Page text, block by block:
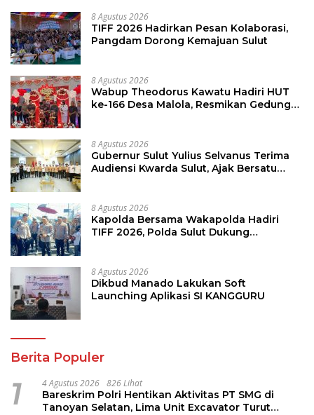
8 Agustus 2026
TIFF 2026 Hadirkan Pesan Kolaborasi,
Pangdam Dorong Kemajuan Sulut
8 Agustus 2026
Wabup Theodorus Kawatu Hadiri HUT
ke-166 Desa Malola, Resmikan Gedung
8 Agustus 2026
Gubernur Sulut Yulius Selvanus Terima
Audiensi Kwarda Sulut, Ajak Bersatu
8 Agustus 2026
Kapolda Bersama Wakapolda Hadiri
TIFF 2026, Polda Sulut Dukung
8 Agustus 2026
Dikbud Manado Lakukan Soft
Launching Aplikasi SI KANGGURU
Berita Populer
1 4 Agustus 2026 826 Lihat
Bareskrim Polri Hentikan Aktivitas PT SMG di
Tanoyan Selatan, Lima Unit Excavator Turut